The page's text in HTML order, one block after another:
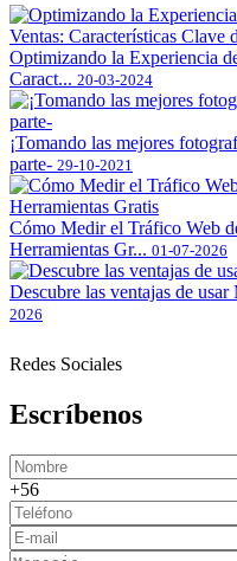
Optimizando la Experiencia
Caract... 20-03-2024
¡Tomando las mejores
parte- 29-10-2021
Cómo Medir el Tráfico Web
Herramientas Gr... 01-07-2026
Descubre las ventajas de
2026
Redes Sociales
Escríbenos
+56